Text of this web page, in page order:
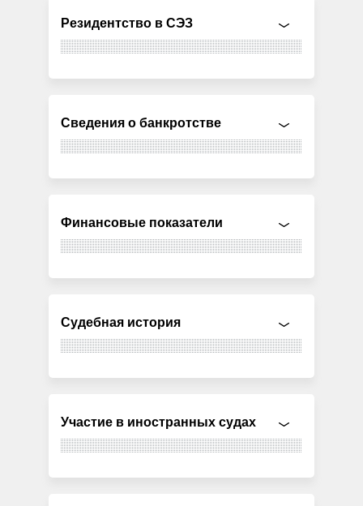
Резидентство в СЭЗ
Сведения о банкротстве
Финансовые показатели
Судебная история
Участие в иностранных судах